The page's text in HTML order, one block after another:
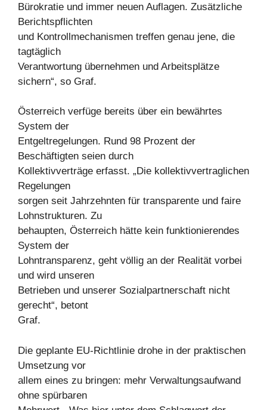
Bürokratie und immer neuen Auflagen. Zusätzliche
Berichtspflichten
und Kontrollmechanismen treffen genau jene, die
tagtäglich
Verantwortung übernehmen und Arbeitsplätze
sichern“, so Graf.
Österreich verfüge bereits über ein bewährtes
System der
Entgeltregelungen. Rund 98 Prozent der
Beschäftigten seien durch
Kollektivverträge erfasst. „Die kollektivvertraglichen
Regelungen
sorgen seit Jahrzehnten für transparente und faire
Lohnstrukturen. Zu
behaupten, Österreich hätte kein funktionierendes
System der
Lohntransparenz, geht völlig an der Realität vorbei
und wird unseren
Betrieben und unserer Sozialpartnerschaft nicht
gerecht“, betont
Graf.
Die geplante EU-Richtlinie drohe in der praktischen
Umsetzung vor
allem eines zu bringen: mehr Verwaltungsaufwand
ohne spürbaren